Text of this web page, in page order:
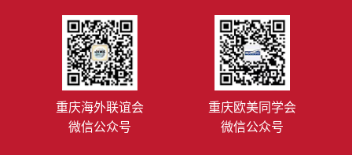
重庆海外联谊会
微信公众号
重庆欧美同学会
微信公众号